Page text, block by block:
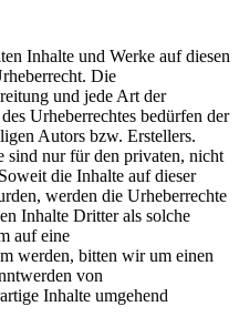
Inhalte und Werke auf diesen
Die
und jede Art der
Urheberrechtes bedürfen der
Autors bzw. Erstellers.
sind nur für den privaten, nicht
die Inhalte auf dieser
werden die Urheberrechte
Inhalte Dritter als solche
auf eine
werden, bitten wir um einen
von
Inhalte umgehend